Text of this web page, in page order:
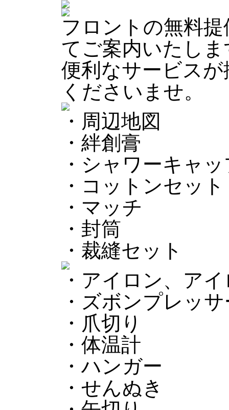
フロントの無料
てご案内いたしま
便利なサービス
くださいませ。
・周辺地図
・絆創膏
・シャワーキャ
・コットンセッ
・マッチ
・封筒
・裁縫セット
・アイロン、ア
・ズボンプレッ
・爪切り
・体温計
・ハンガー
・せんぬき